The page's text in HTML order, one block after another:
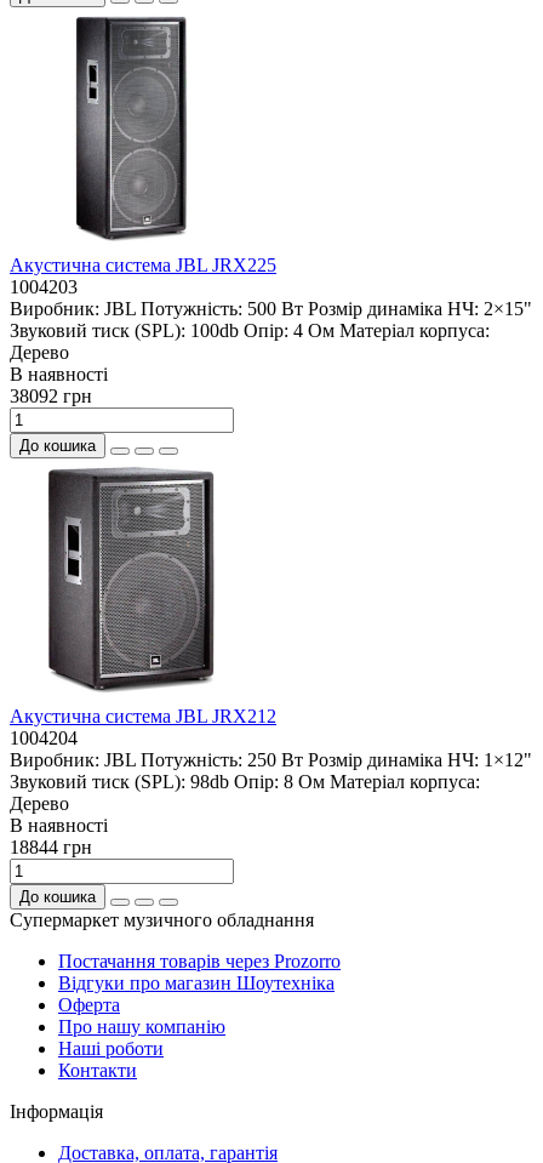
Акустична система JBL JRX225
1004203
Виробник: JBL Потужність: 500 Вт Розмір динаміка НЧ: 2×15"
Звуковий тиск (SPL): 100db Опір: 4 Ом Матеріал корпуса:
Дерево
В наявностi
38092 грн
До кошика
Акустична система JBL JRX212
1004204
Виробник: JBL Потужність: 250 Вт Розмір динаміка НЧ: 1×12"
Звуковий тиск (SPL): 98db Опір: 8 Ом Матеріал корпуса:
Дерево
В наявностi
18844 грн
До кошика
Супермаркет музичного обладнання
Постачання товарів через Prozorro
Відгуки про магазин Шоутехнiка
Оферта
Про нашу компанію
Нашi роботи
Контакти
Iнформацiя
Доставка, оплата, гарантія